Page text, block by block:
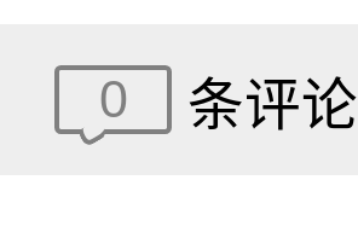
0 条评论